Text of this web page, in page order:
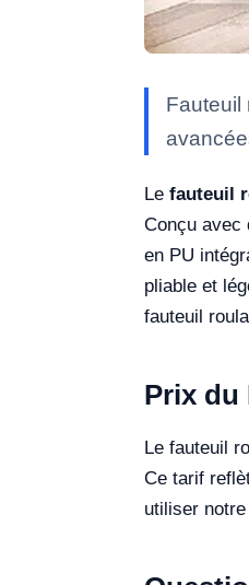
Fauteuil
Le fauteuil
Conçu avec
en PU
pliable et
fauteuil
Prix du
Le fauteuil
Ce tarif
utiliser